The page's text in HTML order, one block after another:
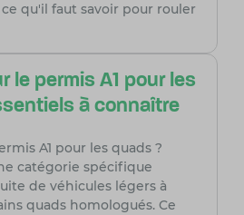
qu'il faut savoir pour rouler
le permis A1 pour les
à connaître
A1 pour les quads ?
catégorie spécifique
de véhicules légers à
quads homologués. Ce